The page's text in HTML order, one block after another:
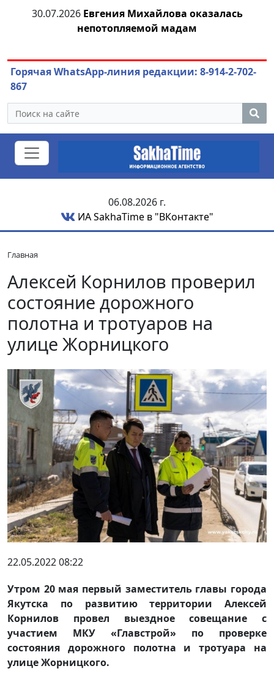
30.07.2026 Евгения Михайлова оказалась
непотопляемой мадам
Горячая WhatsApp-линия редакции: 8-914-2-702-
867
06.08.2026 г.
ИА SakhaTime в "ВКонтакте"
Главная
Алексей Корнилов проверил
состояние дорожного
полотна и тротуаров на
улице Жорницкого
22.05.2022 08:22
Утром 20 мая первый заместитель главы города
Якутска по развитию территории Алексей
Корнилов провел выездное совещание с
участием МКУ «Главстрой» по проверке
состояния дорожного полотна и тротуара на
улице Жорницкого.